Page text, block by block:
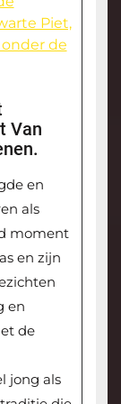
Piet,
de
Van
en
als
moment
en zijn
en
de
jong als